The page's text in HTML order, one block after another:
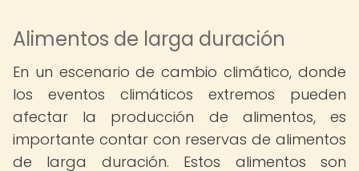
Alimentos de larga duración
En un escenario de cambio climático, donde
los eventos climáticos extremos pueden
afectar la producción de alimentos, es
importante contar con reservas de alimentos
de larga duración. Estos alimentos son